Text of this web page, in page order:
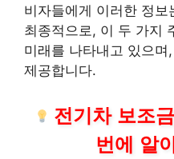
비자들에게 이러한 정
최종적으로, 이 두 가지
미래를 나타내고 있으
제공합니다.
전기차 보조
번에 알